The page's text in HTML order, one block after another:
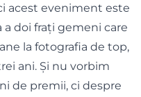
acest eveniment este
doi frați gemeni care
la fotografia de top,
ani. Și nu vorbim
de premii, ci despre